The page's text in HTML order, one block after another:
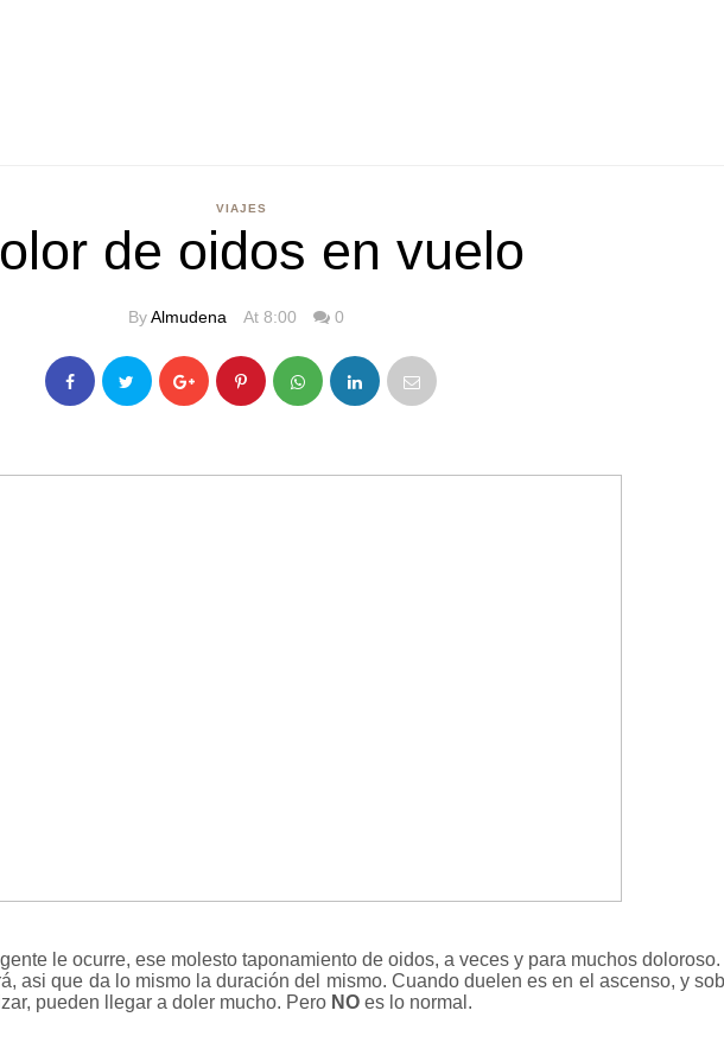
VIAJES
de oidos en vuelo
ByAlmudena At 8:00 0
le ocurre, ese molesto taponamiento de oidos, a veces y para muchos doloroso.
asi que da lo mismo la duración del mismo. Cuando duelen es en el ascenso, y
pueden llegar a doler mucho. Pero NO es lo normal.